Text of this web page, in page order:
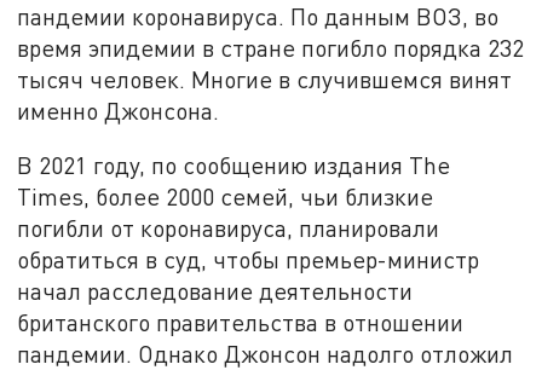
пандемии коронавируса. По данным ВОЗ, во
время эпидемии в стране погибло порядка 232
тысяч человек. Многие в случившемся винят
именно Джонсона.
В 2021 году, по сообщению издания The
Times, более 2000 семей, чьи близкие
погибли от коронавируса, планировали
обратиться в суд, чтобы премьер-министр
начал расследование деятельности
британского правительства в отношении
пандемии. Однако Джонсон надолго отложил